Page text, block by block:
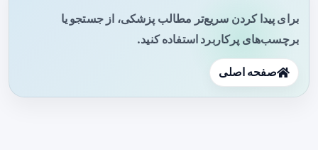
برای پیدا کردن سریع‌تر مطالب پزشکی، از جستجو یا
برچسب‌های پرکاربرد استفاده کنید.
صفحه اصلی